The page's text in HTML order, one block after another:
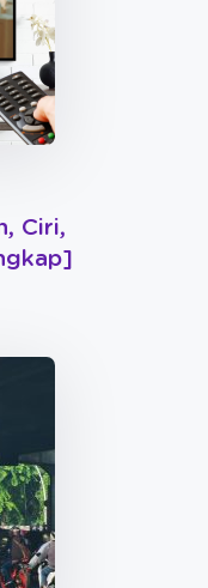
Ciri,